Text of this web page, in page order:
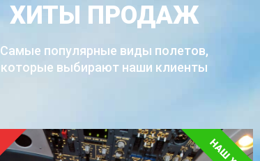
ХИТЫ ПРОДАЖ
Самые популярные виды полетов,
которые выбирают наши клиенты